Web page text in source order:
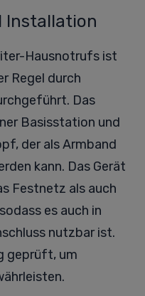
Installation
Hausnotrufs ist
Regel durch
Das
Basisstation und
der als Armband
kann. Das Gerät
Festnetz als auch
es auch in
nutzbar ist.
geprüft, um